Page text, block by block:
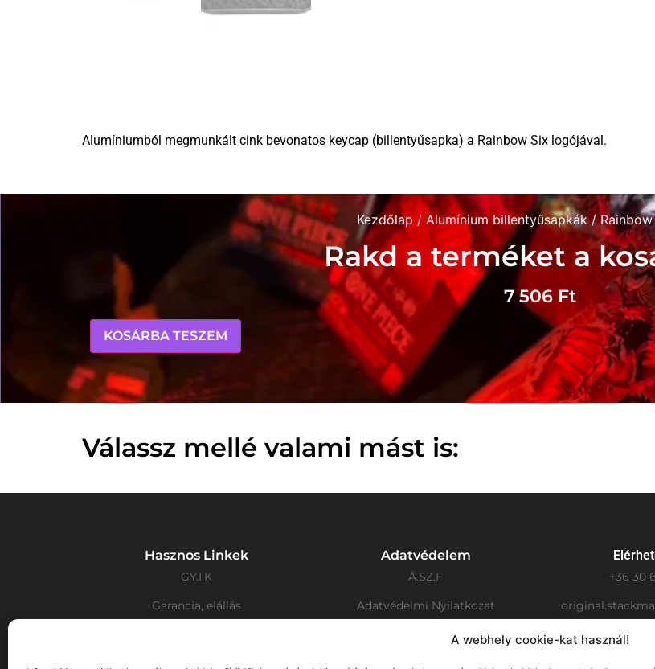
A webhely cookie-kat használ!
Alumíniumból megmunkált cink bevonatos keycap (billentyűsapka) a Rainbow Six logójával.
Kezdőlap / Alumínium billentyűsapkák/ Rainbow
Rakd a terméket a
7 506 Ft
KOSÁRBA TESZEM
Válassz mellé valami mást is:
Hasznos Linkek
GY.I.K
Garancia, elállás
Adatvédelem
Á.SZ.F
Adatvédelmi Nyilatkozat
Cookie tájékoztató
+36 30